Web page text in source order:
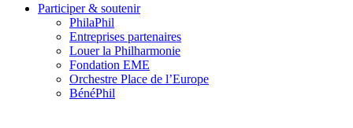
Participer & soutenir
PhilaPhil
Entreprises partenaires
Louer la Philharmonie
Fondation EME
Orchestre Place de l’Europe
BénéPhil